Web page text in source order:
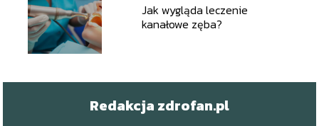
Jak wygląda leczenie
kanałowe zęba?
Redakcja zdrofan.pl